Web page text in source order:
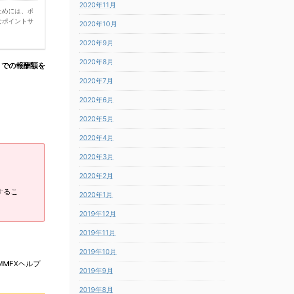
には、ポ
イントサ
での報酬額を
こ
ヘルプ
2020年11月
2020年10月
2020年9月
2020年8月
2020年7月
2020年6月
2020年5月
2020年4月
2020年3月
2020年2月
2020年1月
2019年12月
2019年11月
2019年10月
2019年9月
2019年8月